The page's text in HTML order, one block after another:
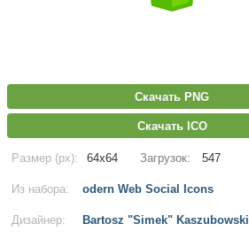
Скачать PNG
Скачать ICO
Размер (px): 64x64 Загрузок: 547
Из набора: odern Web Social Icons
Дизайнер: Bartosz "Simek" Kaszubowski